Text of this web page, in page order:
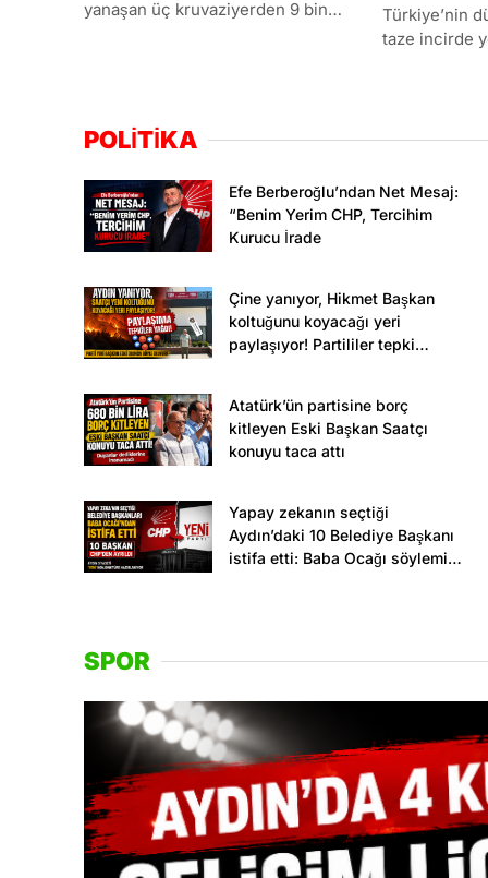
yanaşan üç kruvaziyerden 9 bin
Türkiye’nin
taze incirde
POLİTİKA
Efe Berberoğlu’ndan Net Mesaj:
“Benim Yerim CHP, Tercihim
Kurucu İrade
Çine yanıyor, Hikmet Başkan
koltuğunu koyacağı yeri
paylaşıyor! Partililer tepki
Atatürk’ün partisine borç
kitleyen Eski Başkan Saatçı
konuyu taca attı
Yapay zekanın seçtiği
Aydın’daki 10 Belediye Başkanı
istifa etti: Baba Ocağı söylemi
SPOR